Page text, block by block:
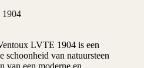
1904
LVTE 1904 is een
schoonheid van natuursteen
van een moderne en